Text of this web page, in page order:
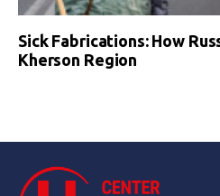
Sick Fabrications: How
Kherson Region